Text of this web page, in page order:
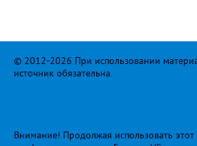
© 2012-2026 При использовании
источник обязательна.
Внимание! Продолжая использовать